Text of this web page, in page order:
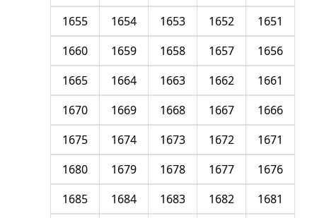
1651
1652
1653
1654
1655
1656
1657
1658
1659
1660
1661
1662
1663
1664
1665
1666
1667
1668
1669
1670
1671
1672
1673
1674
1675
1676
1677
1678
1679
1680
1681
1682
1683
1684
1685